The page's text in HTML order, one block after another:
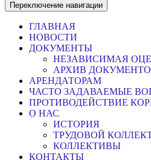
Переключение навигации
ГЛАВНАЯ
НОВОСТИ
ДОКУМЕНТЫ
НЕЗАВИСИМАЯ
АРХИВ
АРЕНДАТОРАМ
ЧАСТО ЗАДАВАЕМЫЕ
ПРОТИВОДЕЙСТВИЕ
О НАС
ИСТОРИЯ
ТРУДОВОЙ
КОЛЛЕКТИВЫ
КОНТАКТЫ